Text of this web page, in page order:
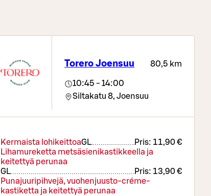
Torero Joensuu 80,5 km
10:45 - 14:00
Siltakatu 8, Joensuu
Kermaista lohikeittoaGL Pris: 11,90 €
Lihamureketta metsäsienikastikkeella ja
keitettyä perunaa
GL Pris: 13,90 €
Punajuuripihvejä, vuohenjuusto-créme-
kastiketta ja keitettyä perunaa